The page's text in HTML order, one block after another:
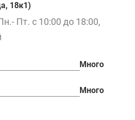
18к1)
Пт. с 10:00 до 18:00,
Много
Много